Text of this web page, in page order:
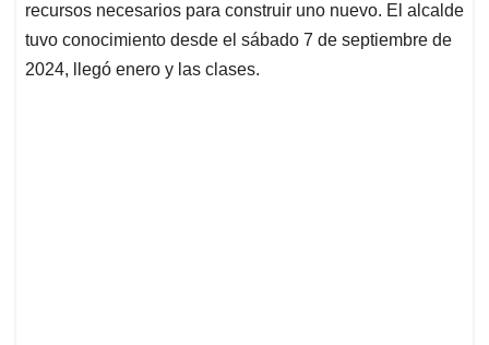
recursos necesarios para construir uno nuevo. El alcalde
tuvo conocimiento desde el sábado 7 de septiembre de
2024, llegó enero y las clases.